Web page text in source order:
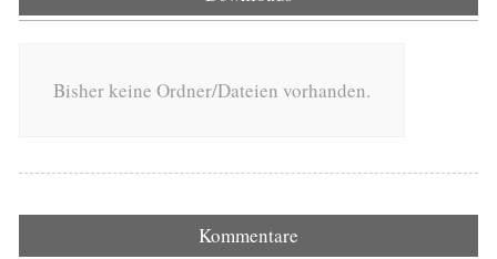
Bisher keine Ordner/Dateien vorhanden.
Kommentare